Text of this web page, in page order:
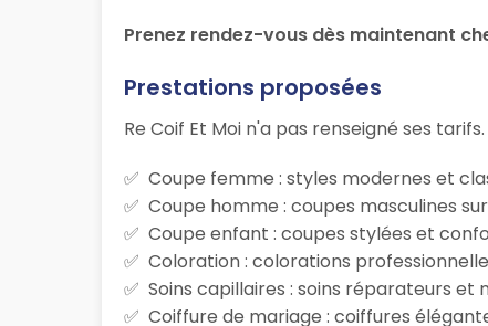
Prenez rendez-vous dès maintenant
Prestations proposées
Re Coif Et Moi n'a pas renseigné ses tarifs.
Coupe femme : styles modernes et
Coupe homme : coupes masculines
Coupe enfant : coupes stylées et
Coloration : colorations
Soins capillaires : soins réparateurs et
Coiffure de mariage : coiffures